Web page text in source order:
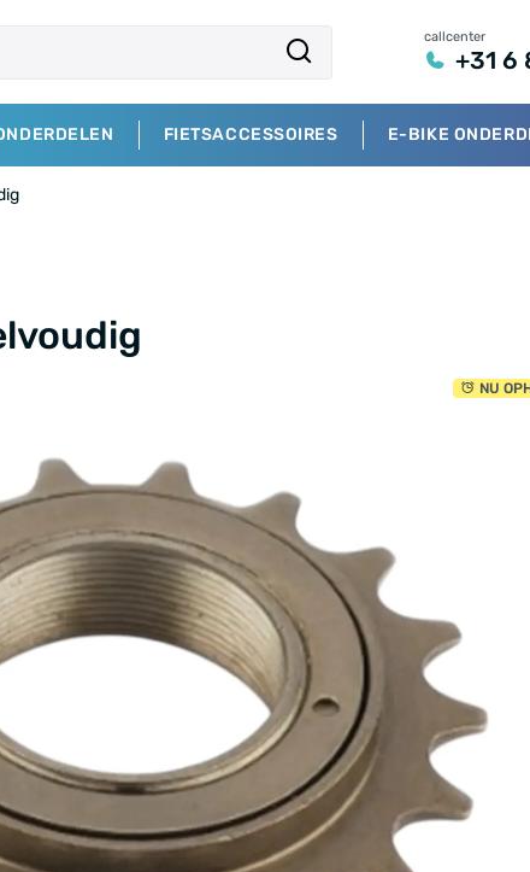
callcenter
+31 6
FIETSACCESSOIRES E-BIKE
NU